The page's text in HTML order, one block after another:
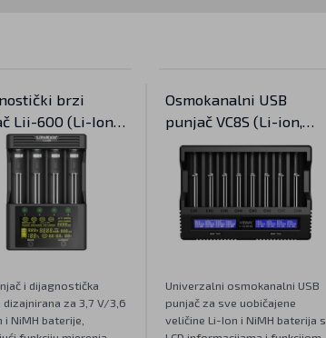
brzi
Lii-600 (Li-Ion i
i dijagnostička
dizajnirana za 3,7 V/3,6
i NiMH baterije,
Osmokanalni USB
punjač VC8S (Li-ion,
NiMH)
Univerzalni osmokanalni USB
punjač za sve uobičajene
veličine Li-Ion i NiMH baterija s